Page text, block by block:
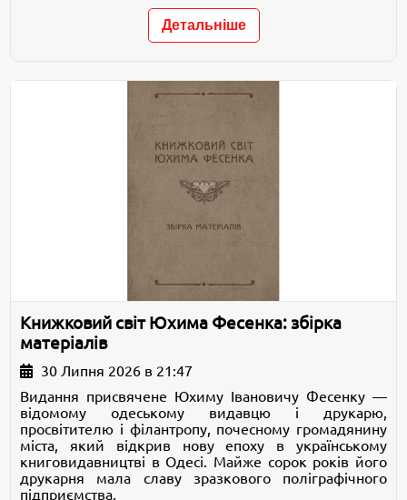
Детальніше
Книжковий світ Юхима Фесенка: збірка
матеріалів
30 Липня 2026 в 21:47
Видання присвячене Юхиму Івановичу Фесенку —
відомому одеському видавцю і друкарю,
просвітителю і філантропу, почесному громадянину
міста, який відкрив нову епоху в українському
книговидавництві в Одесі. Майже сорок років його
друкарня мала славу зразкового поліграфічного
підприємства.